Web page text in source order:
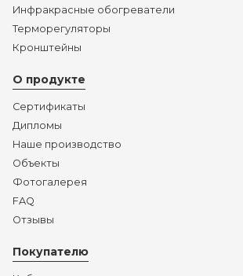
Инфракрасные обогреватели
Терморегуляторы
Кронштейны
О продукте
Сертификаты
Дипломы
Наше производство
Объекты
Фотогалерея
FAQ
Отзывы
Покупателю